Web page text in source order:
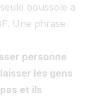
boussole a
Une phrase
personne
les gens
et ils